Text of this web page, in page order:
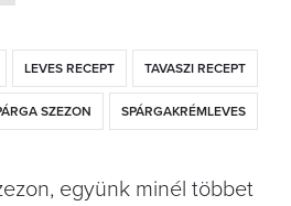
LEVES RECEPT TAVASZI RECEPT
SZEZON SPÁRGAKRÉMLEVES
együnk minél többet